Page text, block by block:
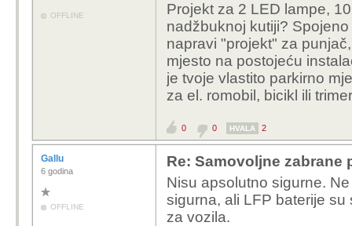
OFFLINE
Projekt za 2 LED lampe,
nadžbuknoj kutiji?
napravi "projekt" za
mjesto na postojeću
je tvoje vlastito parkirno
za el. romobil, bicikl ili
0 0 HVALA 2
Gallu
6 godina
OFFLINE
Re: Samovoljne
Nisu apsolutno sigurne.
sigurna, ali LFP baterije
za vozila.